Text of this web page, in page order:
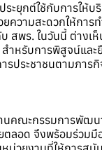
ยุกต์ใช้กับการให้บ
ามสะดวกให้การ
พร. ในวันนี้ ต่าง
หรับการพิสูจน์แล
ประชาชนตามภา
นคณะกรรมการพัฒ
ตลอด จึงพร้อมร่ว